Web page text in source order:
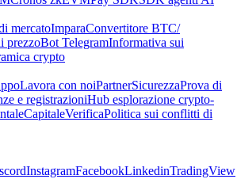
mercatoImparaConvertitore BTC/
prezzoBot TelegramInformativa sui
crypto
Lavora con noiPartnerSicurezzaProva di
e registrazioniHub esplorazione crypto-
CapitaleVerificaPolitica sui conflitti di
InstagramFacebookLinkedinTradingView